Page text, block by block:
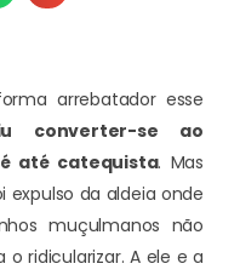
arrebatador esse
converter-se ao
até catequista. Mas
expulso da aldeia onde
muçulmanos não
ridicularizar. A ele e a